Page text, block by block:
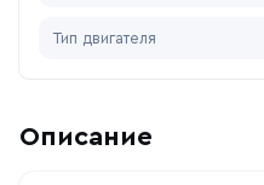
Тип двигателя
Описание